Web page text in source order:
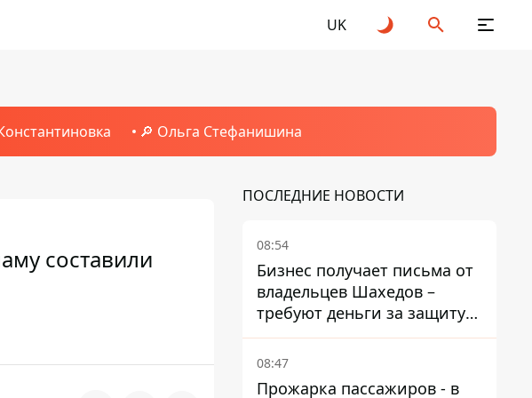
UK
🔎 Ольга Стефанишина
составили
ПОСЛЕДНИЕ НОВОСТИ
08:54
Бизнес получает письма от
владельцев Шахедов –
требуют деньги за защиту
от атак
08:47
Прожарка пассажиров - в